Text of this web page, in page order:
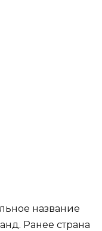
название
Ранее страна